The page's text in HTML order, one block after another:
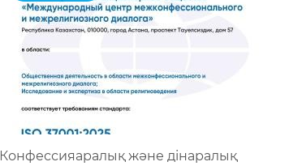
Конфессияаралық және дінаралық